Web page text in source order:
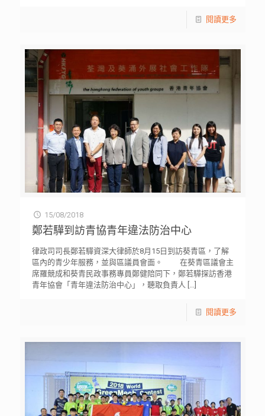
閱讀更多
15/08/2018
鄭若驊到訪青協青年違法防治中心
律政司司長鄭若驊資深大律師於8月15日到訪葵青區，了解
區內的青少年服務，並與區議員會面。 在葵青區議會主
席羅競成和葵青民政事務專員鄭健陪同下，鄭若驊探訪香港
青年協會「青年違法防治中心」，聽取負責人 […]
閱讀更多